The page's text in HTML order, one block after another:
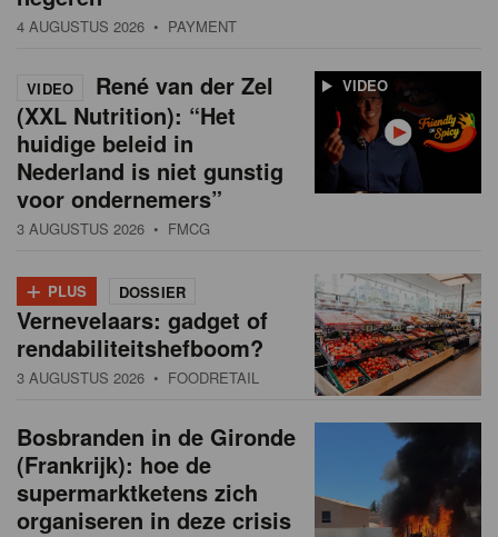
4 AUGUSTUS 2026 • PAYMENT
VIDEO
VIDEO
René van der Zel
(XXL Nutrition): “Het
huidige beleid in
Nederland is niet gunstig
voor ondernemers”
3 AUGUSTUS 2026 • FMCG
+ PLUS DOSSIER
Vernevelaars: gadget of
rendabiliteitshefboom?
3 AUGUSTUS 2026 • FOODRETAIL
Bosbranden in de Gironde
(Frankrijk): hoe de
supermarktketens zich
organiseren in deze crisis